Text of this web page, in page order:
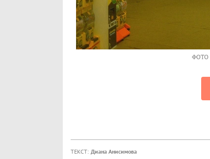
ФОТО
ТЕКСТ: Диана Анисимова